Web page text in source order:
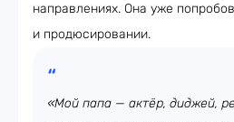
направлениях. Она уже
и продюсировании.
«Мой папа — актёр, диджей,